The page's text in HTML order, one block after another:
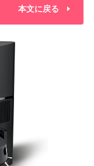
本文に戻る